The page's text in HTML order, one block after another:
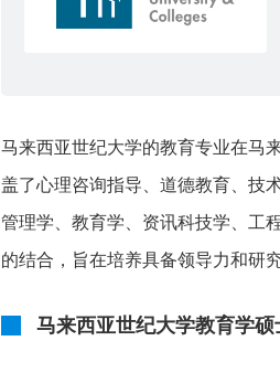
马来西亚世纪大学的教育专业在马
盖了心理咨询指导、道德教育、技
管理学、教育学、资讯科技学、工
的结合，旨在培养具备领导力和研
马来西亚世纪大学教育学硕